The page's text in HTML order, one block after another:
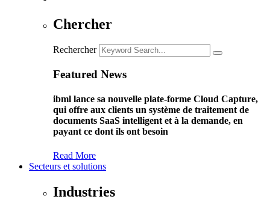
Chercher
Rechercher
Featured News
ibml lance sa nouvelle plate-forme Cloud Capture,
qui offre aux clients un système de traitement de
documents SaaS intelligent et à la demande, en
payant ce dont ils ont besoin
Read More
Secteurs et solutions
Industries